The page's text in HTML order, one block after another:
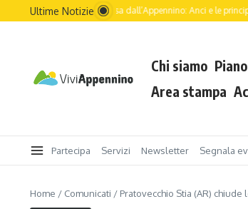
Salta al contenuto
Ultime Notizie
dell’Italia passa dall’Appennino: Anci e le principali
Chi siamo
Area stampa
Partecipa Servizi Newsletter Segnala
Home / Comunicati / Pratovecchio Stia (AR)